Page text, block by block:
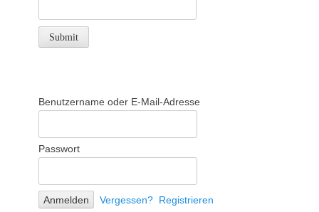
Benutzername oder E-Mail-Adresse
Passwort
Vergessen? Registrieren